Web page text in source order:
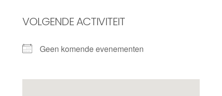
VOLGENDE ACTIVITEIT
Geen komende evenementen